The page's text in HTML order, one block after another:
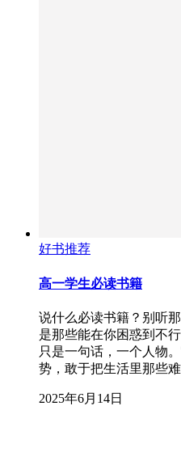
好书推荐
高一学生必读书籍
说什么必读书籍？别听
是那些能在你困惑到不
只是一句话，一个人物
势，敢于把生活里那些
2025年6月14日